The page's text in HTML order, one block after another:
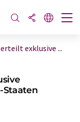
exklusive ...
Staaten